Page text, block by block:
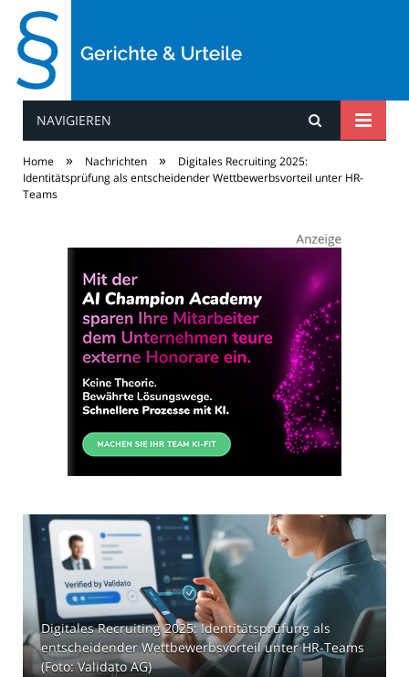
Gerichte & Urteile
NAVIGIEREN
Home » Nachrichten »
Digitales Recruiting 2025:
Identitätsprüfung als entscheidender Wettbewerbsvorteil unter HR-
Teams
Digitales Recruiting 2025: Identitätsprüfung als
entscheidender Wettbewerbsvorteil unter HR-Teams
(Foto: Validato AG)